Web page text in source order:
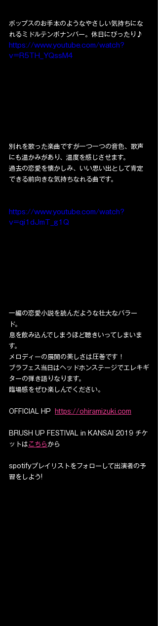
ポップスのお手本のようなやさしい気持ちにな
れるミドルテンポナンバー。休日にぴったり♪
https://www.youtube.com/watch?
v=R5TH_YQssM4
別れを歌った楽曲ですが一つ一つの音色、歌声
にも温かみがあり、温度を感じさせます。
過去の恋愛を懐かしみ、いい思い出として肯定
できる前向きな気持ちなれる曲です。
https://www.youtube.com/watch?
v=qi1dJmT_g1Q
一編の恋愛小説を読んだような壮大なバラー
ド。
息を飲み込んでしまうほど聴きいってしまいま
す。
メロディーの展開の美しさは圧巻です！
ブラフェス当日はヘッドホンステージでエレキギ
ターの弾き語りなります。
臨場感をぜひ楽しんでください。
OFFICIAL HP https://ohiramizuki.com
BRUSH UP FESTIVAL in KANSAI 2019 チケ
ットはこちら から
spotifyプレイリストをフォローして出演者の予
習をしよう!